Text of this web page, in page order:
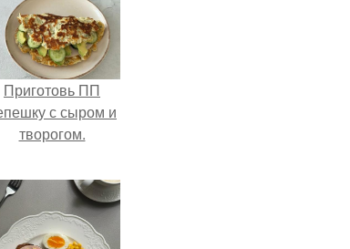
Приготовь ПП
с сыром и
творогом.